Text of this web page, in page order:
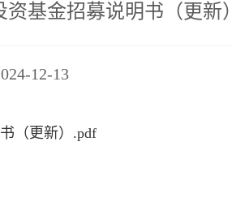
基金招募说明书（更新）
12-13
（更新）.pdf